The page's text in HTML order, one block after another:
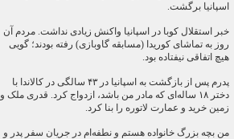
اسپانیا برگشت.
خبر استقلال کوبا در اسپانیا واکنش زیادی نداشت. مردم آن
روز به تماشای کوریدا (مسابقه گاوبازی) رفته بودند؛ گویی
هیچ اتفاقی نیفتاده بود.
پدرم پس از بازگشت به اسپانیا در ۴۳ سالگی در کالاندا با
دختر ۱۸ ساله‌ای که مادر من باشد، ازدواج کرد. قدری ملک و
زمین خرید و عمارت لاتوره را بنا کرد.
من بچه بزرگ خانواده هستم و نطفه‌ام در جریان سفر پدر و